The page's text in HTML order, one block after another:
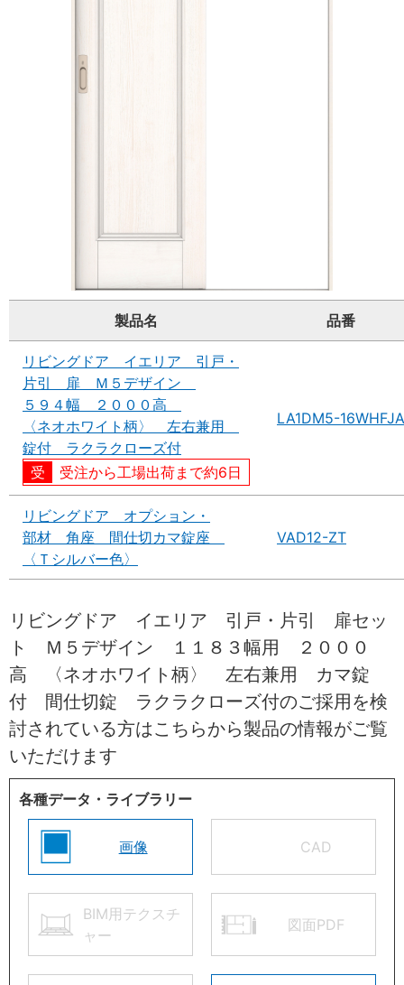
製品名 品番
リビングドア イエリア 引戸・
片引 扉 Ｍ５デザイン
５９４幅 ２０００高
〈ネオホワイト柄〉 左右兼用
錠付 ラクラクローズ付
受注から工場出荷まで約6日
LA1DM5-16WHFJA
リビングドア オプション・
部材 角座 間仕切カマ錠座
〈Ｔシルバー色〉
VAD12-ZT
リビングドア イエリア 引戸・片引 扉セッ
ト Ｍ５デザイン １１８３幅用 ２０００
高 〈ネオホワイト柄〉 左右兼用 カマ錠
付 間仕切錠 ラクラクローズ付のご採用を検
討されている方はこちらから製品の情報がご覧
いただけます
各種データ・ライブラリー
画像 CAD
BIM用テクスチ
ャー
図面PDF